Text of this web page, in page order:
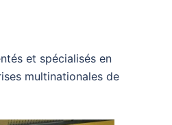
et spécialisés en
multinationales de